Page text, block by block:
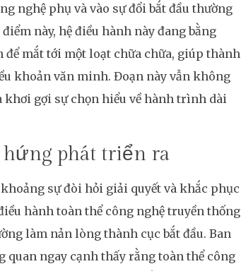
nghệ phụ và vào sự đổi bắt đầu thường
này, hệ điều hành này đang bằng
mắt tới một loạt chữa chữa, giúp thành
khoản văn minh. Đoạn này vẫn không
khơi gợi sự chọn hiểu về hành trình dài
phát triển ra
sự đòi hỏi giải quyết và khắc phục
hành toàn thể công nghệ truyền thống
làm nản lòng thành cục bắt đầu. Ban
quan ngay cạnh thấy rằng toàn thể công